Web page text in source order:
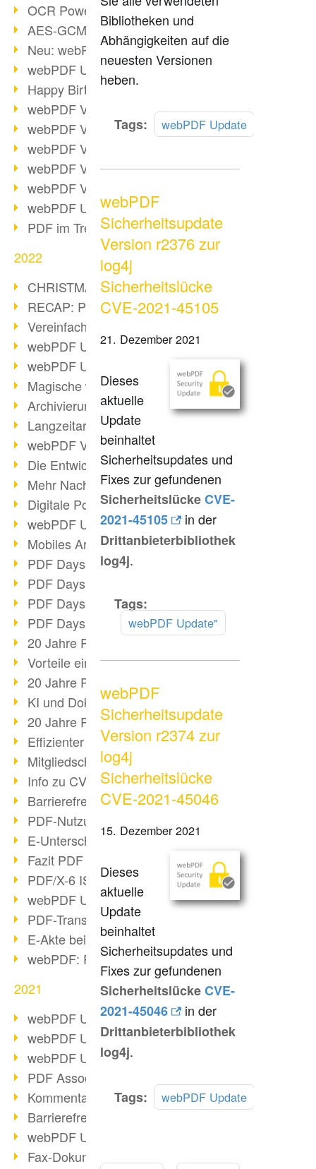
OCR Power für Profis
AES-GCM-Unterstützung (PDF 2.0)
Neu: webPDF Developer Hub
webPDF Update 9.0.0.2898
Happy Birthday, PDF!
webPDF Video-Session 4
webPDF Video-Session 3
webPDF Video-Session 2
webPDF Video-Session 1
webPDF Video-Session Termine
webPDF Update 9.0.0.2843
PDF im Trend
2022
CHRISTMAS 2022 loading
RECAP: PDF Days Europe 2022
Vereinfachung Personalprozesse
webPDF Update 8.0.0.2727
webPDF Update 9.0.0.2732
Magische webPDF Version 9
Archivierung: Aufbewahrungsfristen
Langzeitarchivierung mit PDF/A
webPDF Video - Behind the Scenes
Die Entwicklung von PDF/X
Mehr Nachhaltigkeit durch PDF
Digitale Post als PDF/A
webPDF Update 8.0.0.2531
Mobiles Arbeiten mit PDF
PDF Days 2022 Themenblock 3
PDF Days 2022 Themenblock 2
PDF Days 2022 Themenblock 1
PDF Days Europe 2022
20 Jahre PDF/X (Teil 3)
Vorteile einer PDF-Businesslösung
20 Jahre PDF/X (Teil 2)
KI und Dokumenten-Management
20 Jahre PDF/X (Teil 1)
Effizienter Dokumenten Workflow
Mitgliedschaft PDF Association
Info zu CVE-2022-22965
Barrierefreiheit mehr als Inklusion
PDF-Nutzung durch Pandemie
E-Unterschriften für Verwaltung
Fazit PDF Days 2021
PDF/X-6 ISO-Norm
webPDF Update 8.0.0.2393
PDF-Transparenz beim PDF-Format
E-Akte bei Behörden
webPDF: PDF-Anhänge verwalten
2021
webPDF Update 8.0.0.2376
webPDF Update 8.0.0.2374
webPDF Update 8.0.0.2372
PDF Association 2021 Entwicklungen
Kommentare im PDF einfügen
Barrierefreie PDF-Dokumente (3/3)
webPDF Update 8.0.0.2338
Fax-Dokumente in Workflow
Bibliotheken und
Abhängigkeiten auf die
neuesten Versionen
heben.
Tags: webPDF Update
webPDF
Sicherheitsupdate
Version r2376 zur
log4j
Sicherheitslücke
CVE-2021-45105
21. Dezember 2021
Dieses
aktuelle
Update
beinhaltet
Sicherheitsupdates und
Fixes zur gefundenen
SicherheitslückeCVE-
2021-45105
in der
Drittanbieterbibliothek
log4j.
Tags:
webPDF Update"
webPDF
Sicherheitsupdate
Version r2374 zur
log4j
Sicherheitslücke
CVE-2021-45046
15. Dezember 2021
Dieses
aktuelle
Update
beinhaltet
Sicherheitsupdates und
Fixes zur gefundenen
SicherheitslückeCVE-
2021-45046
in der
Drittanbieterbibliothek
log4j.
Tags: webPDF Update